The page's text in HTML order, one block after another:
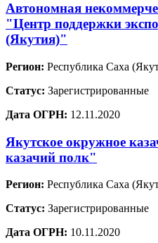
Автономная
"Центр поддержки
(Якутия)"
Регион: Республика Саха
Статус: Зарегистрированные
Дата ОГРН: 12.11.2020
Якутское окружное
казачий полк"
Регион: Республика Саха
Статус: Зарегистрированные
Дата ОГРН: 10.11.2020